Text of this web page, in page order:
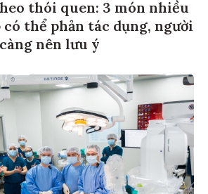
thói quen: 3 món nhiều
thể phản tác dụng, người
nên lưu ý